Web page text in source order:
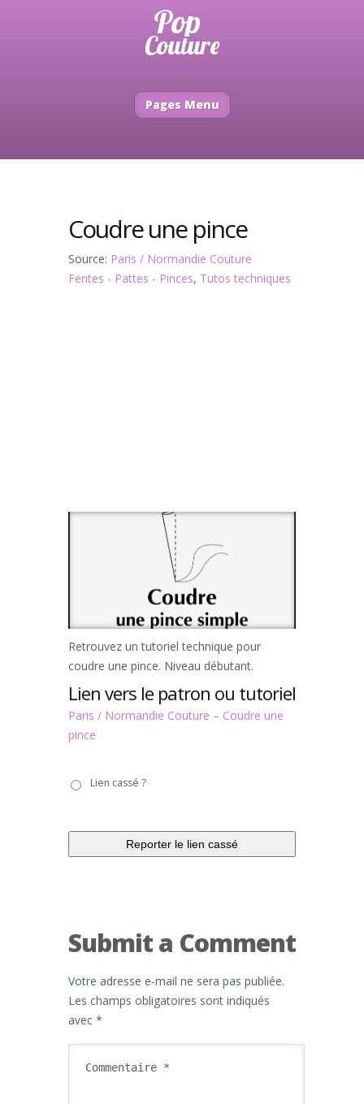
Pages Menu
Coudre une pince
Source: Paris / Normandie Couture
Fentes - Pattes - Pinces, Tutos techniques
Retrouvez un tutoriel technique pour
coudre une pince. Niveau débutant.
Lien vers le patron ou tutoriel
Paris / Normandie Couture – Coudre une
pince
casséLien cassé ?
Submit a Comment
Votre adresse e-mail ne sera pas publiée.
Les champs obligatoires sont indiqués
avec *